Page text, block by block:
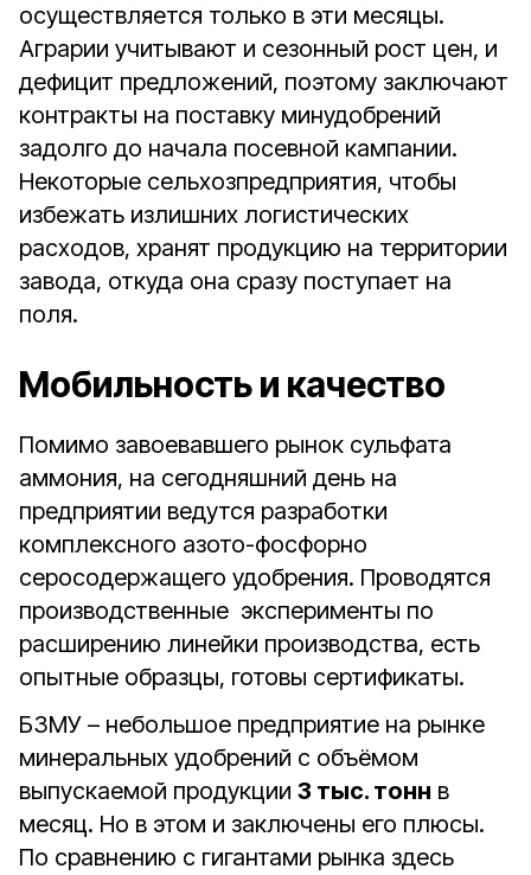
осуществляется только в эти месяцы.
Аграрии учитывают и сезонный рост цен, и
дефицит предложений, поэтому заключают
контракты на поставку минудобрений
задолго до начала посевной кампании.
Некоторые сельхозпредприятия, чтобы
избежать излишних логистических
расходов, хранят продукцию на территории
завода, откуда она сразу поступает на
поля.
Мобильность и качество
Помимо завоевавшего рынок сульфата
аммония, на сегодняшний день на
предприятии ведутся разработки
комплексного азото-фосфорно
серосодержащего удобрения. Проводятся
производственные эксперименты по
расширению линейки производства, есть
опытные образцы, готовы сертификаты.
БЗМУ – небольшое предприятие на рынке
минеральных удобрений с объёмом
выпускаемой продукции 3 тыс. тонн в
месяц. Но в этом и заключены его плюсы.
По сравнению с гигантами рынка здесь